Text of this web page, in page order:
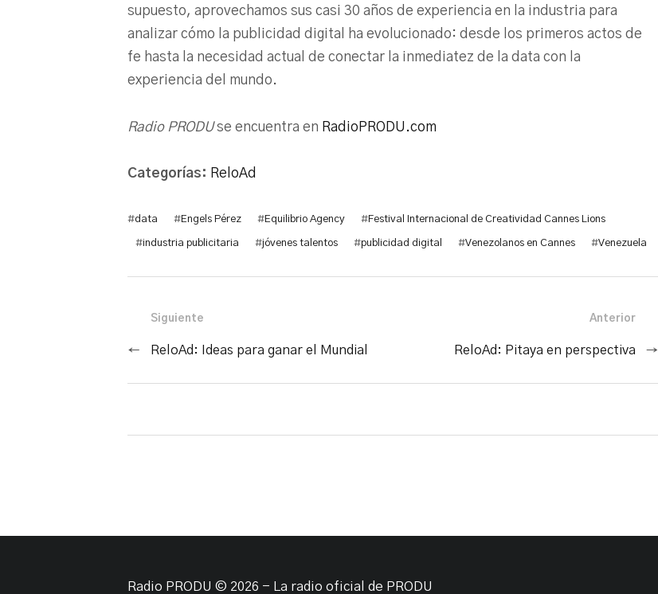
supuesto, aprovechamos sus casi 30 años de experiencia en la industria para
analizar cómo la publicidad digital ha evolucionado: desde los primeros actos de
fe hasta la necesidad actual de conectar la inmediatez de la data con la
experiencia del mundo.
Radio PRODUse encuentra en RadioPRODU.com
Categorías: ReloAd
#data #Engels Pérez #Equilibrio Agency #Festival Internacional de Creatividad Cannes Lions
#industria publicitaria #jóvenes talentos #publicidad digital #Venezolanos en Cannes #Venezuela
Anterior
ReloAd: Pitaya en perspectiva →
Siguiente
← ReloAd: Ideas para ganar el Mundial
Radio PRODU © 2026 - La radio oficial de PRODU